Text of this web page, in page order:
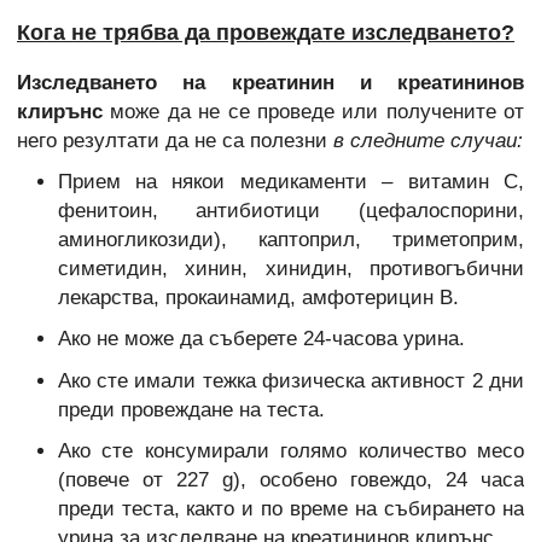
Кога не трябва да провеждате изследването?
Изследването на креатинин и креатининов
клирънс може да не се проведе или получените от
него резултати да не са полезни в следните случаи:
Прием на някои медикаменти – витамин C,
фенитоин, антибиотици (цефалоспорини,
аминогликозиди), каптоприл, триметоприм,
симетидин, хинин, хинидин, противогъбични
лекарства, прокаинамид, амфотерицин B.
Ако не може да съберете 24-часова урина.
Ако сте имали тежка физическа активност 2 дни
преди провеждане на теста.
Ако сте консумирали голямо количество месо
(повече от 227 g), особено говеждо, 24 часа
преди теста, както и по време на събирането на